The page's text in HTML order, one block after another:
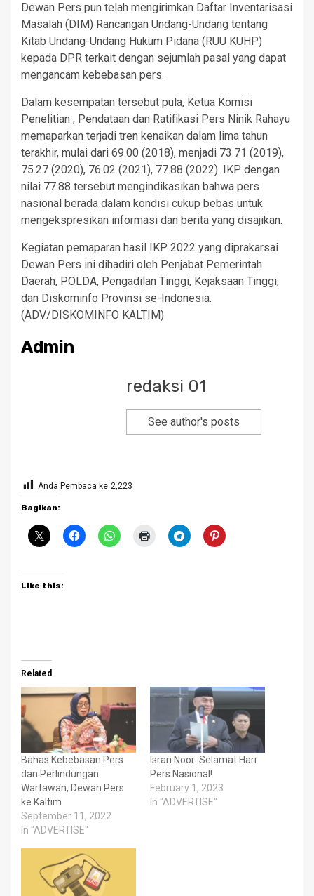
Dewan Pers pun telah mengirimkan Daftar Inventarisasi
Masalah (DIM) Rancangan Undang-Undang tentang
Kitab Undang-Undang Hukum Pidana (RUU KUHP)
kepada DPR terkait dengan sejumlah pasal yang dapat
mengancam kebebasan pers.
Dalam kesempatan tersebut pula, Ketua Komisi
Penelitian , Pendataan dan Ratifikasi Pers Ninik Rahayu
memaparkan terjadi tren kenaikan dalam lima tahun
terakhir, mulai dari 69.00 (2018), menjadi 73.71 (2019),
75.27 (2020), 76.02 (2021), 77.88 (2022). IKP dengan
nilai 77.88 tersebut mengindikasikan bahwa pers
nasional berada dalam kondisi cukup bebas untuk
mengekspresikan informasi dan berita yang disajikan.
Kegiatan pemaparan hasil IKP 2022 yang diprakarsai
Dewan Pers ini dihadiri oleh Penjabat Pemerintah
Daerah, POLDA, Pengadilan Tinggi, Kejaksaan Tinggi,
dan Diskominfo Provinsi se-Indonesia.
(ADV/DISKOMINFO KALTIM)
Admin
redaksi 01
See author's posts
Anda Pembaca ke 2,223
Bagikan:
Like this:
Related
Bahas Kebebasan Pers
dan Perlindungan
Wartawan, Dewan Pers
ke Kaltim
September 11, 2022
In "ADVERTISE"
Isran Noor: Selamat Hari
Pers Nasional!
February 1, 2023
In "ADVERTISE"